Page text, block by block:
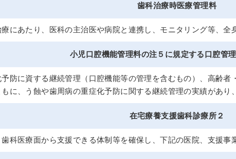
歯科治療時医療管理料
にあたり、医科の主治医や病院と連携し、モニタリング等、全
小児口腔機能管理料の注５に規定する口腔管
防に資する継続管理（口腔機能等の管理を含むもの）、高齢
に、う蝕や歯周病の重症化予防に関する継続管理の実績があり
在宅療養支援歯科診療所２
科医療面から支援できる体制等を確保し、下記の医院、支援事